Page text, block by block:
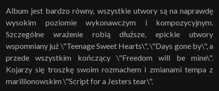
Album jest bardzo równy, wszystkie utwory są na naprawdę
wysokim poziomie wykonawczym i kompozycyjnym.
Szczególne wrażenie robią dłuższe, epickie utwory
wspomniany już \"Teenage Sweet Hearts\", \"Days gone by\", a
przede wszystkim kończący \"Freedom will be mine\".
Kojarzy się troszkę swoim rozmachem i zmianami tempa z
marillionowskim \"Script for a Jesters tear\".